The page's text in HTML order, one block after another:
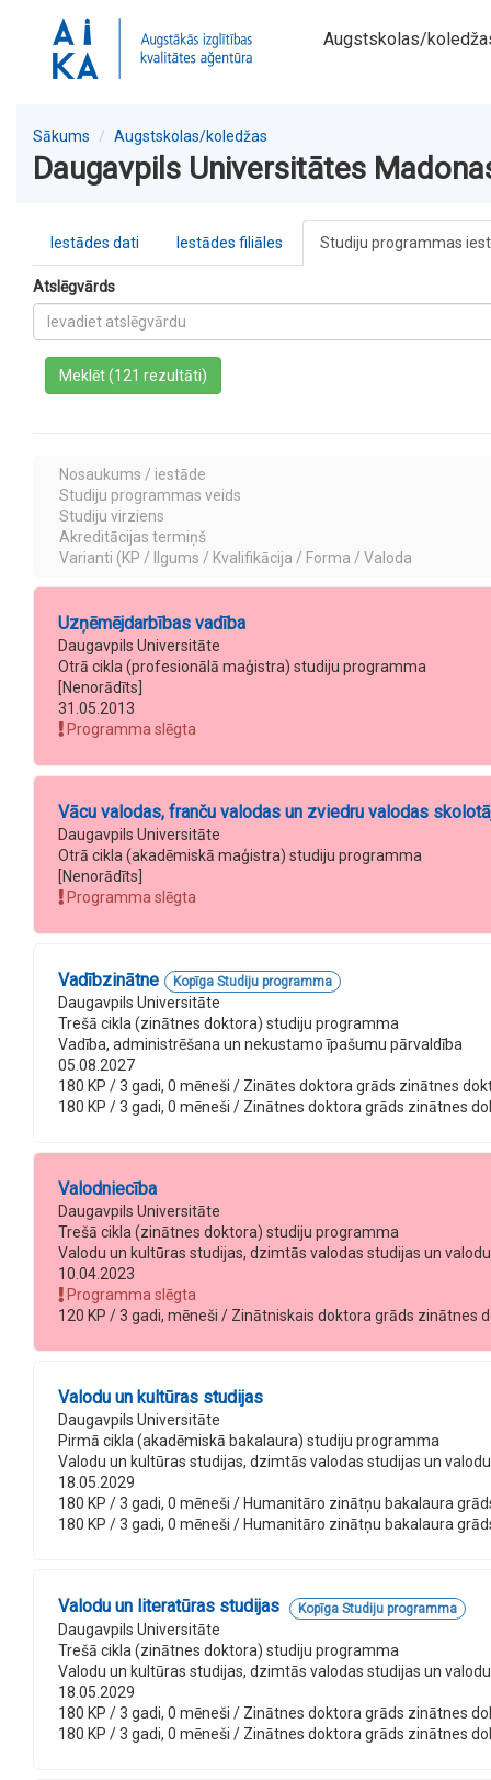
Augstskolas/
Sākums Augstskolas/koledžas
Daugavpils Universitātes
Iestādes dati Iestādes filiāles Studiju programmas
Atslēgvārds
Meklēt (121 rezultāti)
Nosaukums / iestāde
Studiju programmas veids
Studiju virziens
Akreditācijas termiņš
Varianti (KP / Ilgums / Kvalifikācija / Forma / Valoda
Uzņēmējdarbības vadība
Daugavpils Universitāte
Otrā cikla (profesionālā maģistra) studiju programma
[Nenorādīts]
31.05.2013
Programma slēgta
Vācu valodas, franču valodas un zviedru valodas
Daugavpils Universitāte
Otrā cikla (akadēmiskā maģistra) studiju programma
[Nenorādīts]
Programma slēgta
Vadībzinātne Kopīga Studiju programma
Daugavpils Universitāte
Trešā cikla (zinātnes doktora) studiju programma
Vadība, administrēšana un nekustamo īpašumu pārvaldība
05.08.2027
180 KP / 3 gadi, 0 mēneši / Zinātes doktora grāds zinātnes
180 KP / 3 gadi, 0 mēneši / Zinātnes doktora grāds zinātnes
Valodniecība
Daugavpils Universitāte
Trešā cikla (zinātnes doktora) studiju programma
Valodu un kultūras studijas, dzimtās valodas studijas un
10.04.2023
Programma slēgta
120 KP / 3 gadi, mēneši / Zinātniskais doktora grāds
Valodu un kultūras studijas
Daugavpils Universitāte
Pirmā cikla (akadēmiskā bakalaura) studiju programma
Valodu un kultūras studijas, dzimtās valodas studijas un
18.05.2029
180 KP / 3 gadi, 0 mēneši / Humanitāro zinātņu bakalaura
180 KP / 3 gadi, 0 mēneši / Humanitāro zinātņu bakalaura
Valodu un literatūras studijas Kopīga Studiju programma
Daugavpils Universitāte
Trešā cikla (zinātnes doktora) studiju programma
Valodu un kultūras studijas, dzimtās valodas studijas un
18.05.2029
180 KP / 3 gadi, 0 mēneši / Zinātnes doktora grāds zinātnes
180 KP / 3 gadi, 0 mēneši / Zinātnes doktora grāds zinātnes